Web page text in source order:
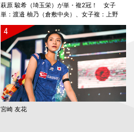
萩原 駿希（埼玉栄）が単・複2冠！ 女子
単：渡邉 柚乃（倉敷中央）、女子複：上野
覇！
宮崎 友花